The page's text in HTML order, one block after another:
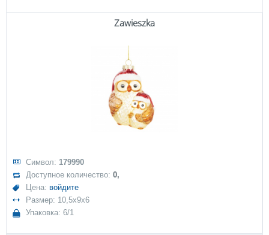
Zawieszka
Символ: 179990
Доступное количество:0,
Цена: войдите
Размер: 10,5x9x6
Упаковка: 6/1